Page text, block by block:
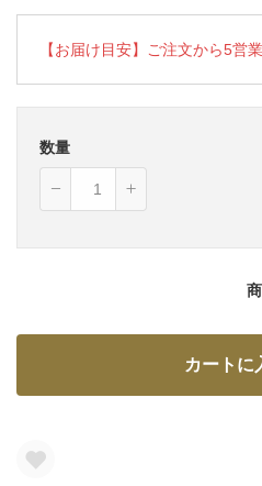
【お届け目安】ご注文から5営
数量
カートに